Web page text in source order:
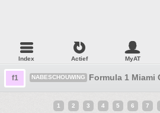
Index Actief MyAT
f1 NABESCHOUWING Formula 1 Miami
1 2 3 4 5 6 7